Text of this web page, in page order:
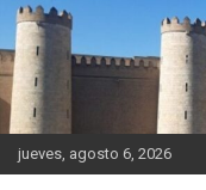
Saltar
contenido
jueves, agosto 6, 2026